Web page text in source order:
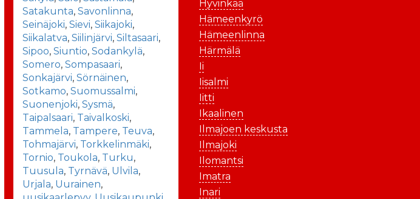
Satakunta,Savonlinna,
Seinäjoki,Sievi,Siikajoki,
Siikalatva,Siilinjärvi,Siltasaari,
Sipoo,Siuntio,Sodankylä,
Somero,Sompasaari,
Sonkajärvi,Sörnäinen,
Sotkamo,Suomussalmi,
Suonenjoki,Sysmä,
Taipalsaari, Taivalkoski,
Tammela, Tampere, Teuva,
Tohmajärvi, Torkkelinmäki,
Tornio, Toukola, Turku,
Tuusula, Tyrnävä, Ulvila,
Urjala, Uurainen,
Hyvinkää
Hämeenkyrö
Hämeenlinna
Härmälä
Ii
Iisalmi
Iitti
Ikaalinen
Ilmajoen keskusta
Ilmajoki
Ilomantsi
Imatra
Inari